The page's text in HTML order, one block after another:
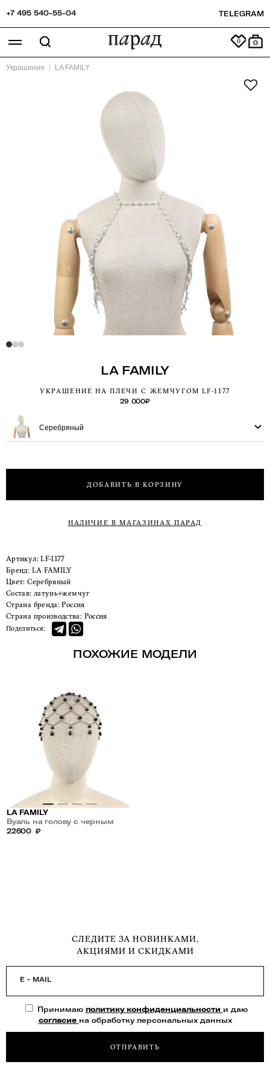
+7 495 540-55-04 TELEGRAM
0
Украшения LA FAMILY
LA FAMILY
УКРАШЕНИЕ НА ПЛЕЧИ С ЖЕМЧУГОМ LF-1177
29 000₽
Серебряный
ДОБАВИТЬ В КОРЗИНУ
НАЛИЧИЕ В МАГАЗИНАХ ПАРАД
Артикул:LF-1177
Бренд:
LA FAMILY
Цвет:
Серебряный
Состав: латунь+жемчуг
Страна бренда: Россия
Страна производства: Россия
Поделиться:
ПОХОЖИЕ МОДЕЛИ
LA FAMILY
Вуаль на голову с черным
хрусталем
22600 ₽
СЛЕДИТЕ ЗА НОВИНКАМИ,
АКЦИЯМИ И СКИДКАМИ
E - MAIL
Принимаю политику конфиденциальности и даю
согласие на обработку персональных данных
ОТПРАВИТЬ